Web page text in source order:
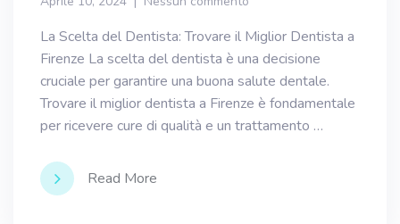
La Scelta del Dentista: Trovare il Miglior Dentista a
Firenze La scelta del dentista è una decisione
cruciale per garantire una buona salute dentale.
Trovare il miglior dentista a Firenze è fondamentale
per ricevere cure di qualità e un trattamento …
Read More